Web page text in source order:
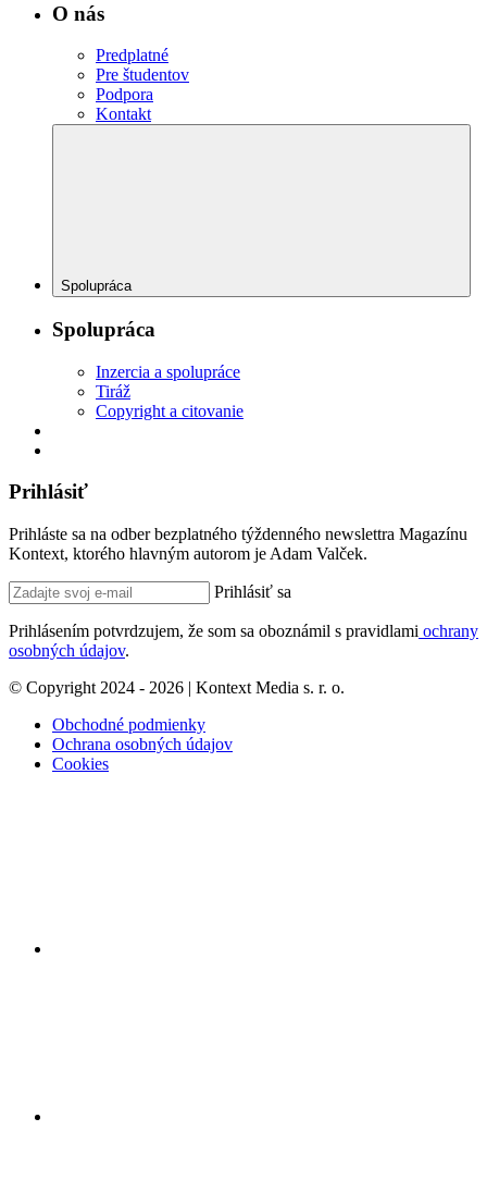
O nás
Predplatné
Pre študentov
Podpora
Kontakt
Spolupráca
Spolupráca
Inzercia a spolupráce
Tiráž
Copyright a citovanie
Prihlásiť
Prihláste sa na odber bezplatného týždenného newslettra Magazínu
Kontext, ktorého hlavným autorom je Adam Valček.
Prihlásiť sa
Prihlásením potvrdzujem, že som sa oboznámil s pravidlami ochrany
osobných údajov.
© Copyright 2024 - 2026 | Kontext Media s. r. o.
Obchodné podmienky
Ochrana osobných údajov
Cookies